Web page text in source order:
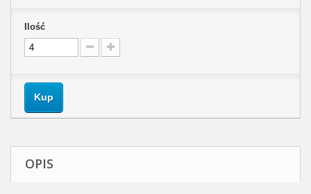
Ilość
Kup
OPIS